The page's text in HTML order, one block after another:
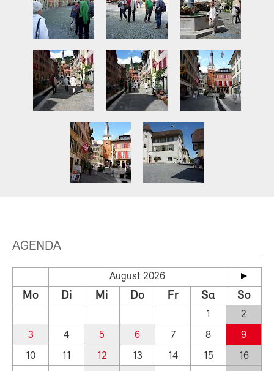
AGENDA
August 2026
Mo Di Mi Do Fr Sa So
1
2
3
4 5 6 7 8
9
10
11 12 13 14 15
16